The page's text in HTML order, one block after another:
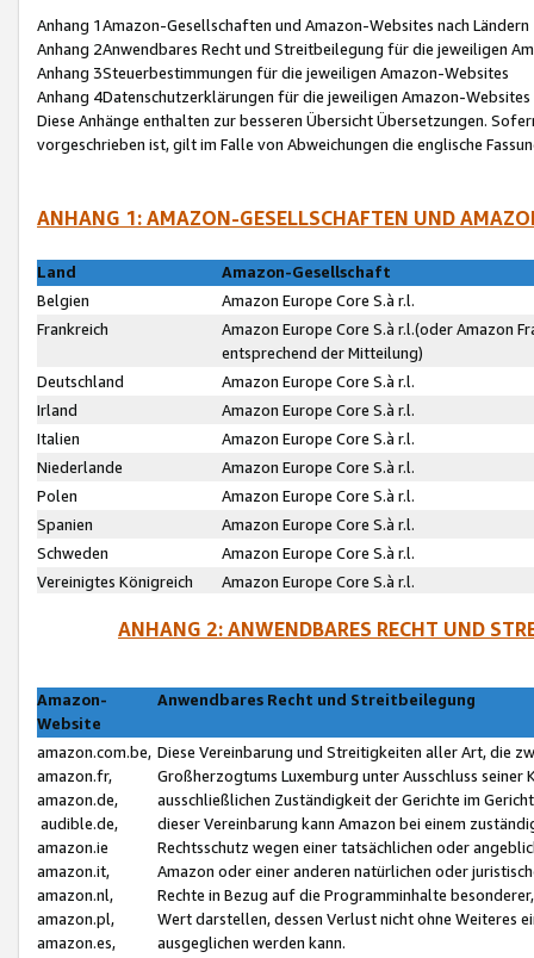
Anhang 1Amazon-Gesellschaften und Amazon-Websites nach Ländern
Anhang 2Anwendbares Recht und Streitbeilegung für die jeweiligen
Anhang 3Steuerbestimmungen für die jeweiligen Amazon-Websites
Anhang 4Datenschutzerklärungen für die jeweiligen Amazon-Websites
Diese Anhänge enthalten zur besseren Übersicht Übersetzungen.
vorgeschrieben ist, gilt im Falle von Abweichungen die englische
ANHANG 1: AMAZON-GESELLSCHAFTEN UND
Land
Amazon-Gesellschaft
Belgien
Amazon Europe Core S.à r.l.
Frankreich
Amazon Europe Core S.à r.l.(oder Amazon
entsprechend der Mitteilung)
Deutschland
Amazon Europe Core S.à r.l.
Irland
Amazon Europe Core S.à r.l.
Italien
Amazon Europe Core S.à r.l.
Niederlande
Amazon Europe Core S.à r.l.
Polen
Amazon Europe Core S.à r.l.
Spanien
Amazon Europe Core S.à r.l.
Schweden
Amazon Europe Core S.à r.l.
Vereinigtes Königreich
Amazon Europe Core S.à r.l.
ANHANG 2: ANWENDBARES RECHT UND
Amazon-
Website
Anwendbares Recht und Streitbeilegung
amazon.com.be,
amazon.fr,
amazon.de,
audible.de,
amazon.ie
amazon.it,
amazon.nl,
amazon.pl,
amazon.es,
Diese Vereinbarung und Streitigkeiten aller Art, die
Großherzogtums Luxemburg unter Ausschluss
ausschließlichen Zuständigkeit der Gerichte im
dieser Vereinbarung kann Amazon bei einem
Rechtsschutz wegen einer tatsächlichen oder
Amazon oder einer anderen natürlichen oder
Rechte in Bezug auf die Programminhalte
Wert darstellen, dessen Verlust nicht ohne Weiteres
ausgeglichen werden kann.